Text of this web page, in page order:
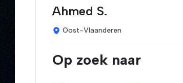
Ahmed S.
Oost-Vlaanderen
Op zoek naar